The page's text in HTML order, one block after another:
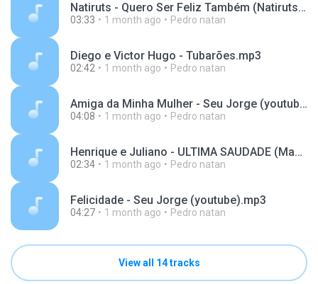
Natiruts - Quero Ser Feliz Também (Natiruts Acústico Ao Vivo no Rio de Janeiro) - NatirutsVEVO (youtube).mp3
03:33 1 month ago Pedro natan
Diego e Victor Hugo - Tubarões.mp3
02:42 1 month ago Pedro natan
Amiga da Minha Mulher - Seu Jorge (youtube).mp3
04:08 1 month ago Pedro natan
Henrique e Juliano - ULTIMA SAUDADE (Manifesto Musical 2).mp3
02:34 1 month ago Pedro natan
Felicidade - Seu Jorge (youtube).mp3
04:27 1 month ago Pedro natan
View all 14 tracks